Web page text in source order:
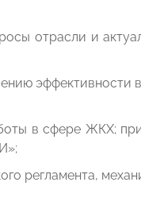
отрасли и
эффективности
в сфере ЖКХ;
регламента,